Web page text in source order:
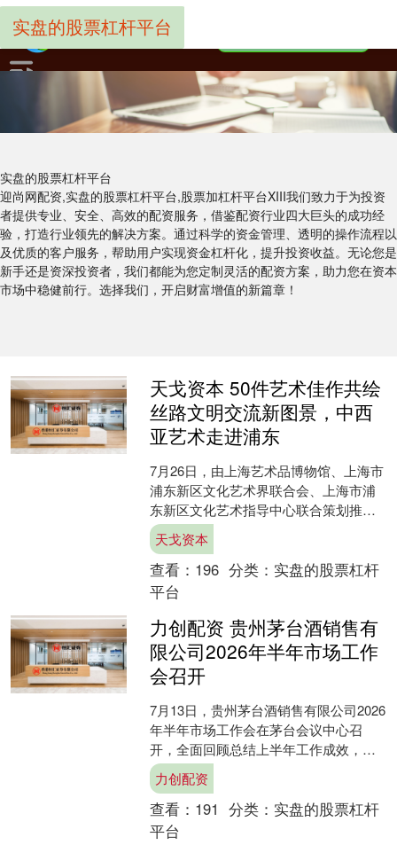
实盘的股票杠杆平台
迎尚网配资,实盘的股票杠杆平台,股票加杠杆平台XIII‌我们致力于为投资
者提供专业、安全、高效的配资服务，借鉴配资行业四大巨头的成功经
验，打造行业领先的解决方案。通过科学的资金管理、透明的操作流程以
及优质的客户服务，帮助用户实现资金杠杆化，提升投资收益。无论您是
新手还是资深投资者，我们都能为您定制灵活的配资方案，助力您在资本
市场中稳健前行。选择我们，开启财富增值的新篇章！
实盘的股票杠杆平台
天戈资本 50件艺术佳作共绘
丝路文明交流新图景，中西
亚艺术走进浦东
7月26日，由上海艺术品博物馆、上海市
浦东新区文化艺术界联合会、上海市浦
东新区文化艺术指导中心联合策划推出
的“西邻艺影——中西亚艺术联展浦东巡
展”在浦东新区文化....
天戈资本
查看： 196 分类： 实盘的股票杠杆
平台
力创配资 贵州茅台酒销售有
限公司2026年半年市场工作
会召开
7月13日，贵州茅台酒销售有限公司2026
年半年市场工作会在茅台会议中心召
开，全面回顾总结上半年工作成效，系
统安排部署下半年工作，进一步统一思
想、凝聚合力，不断....
力创配资
查看： 191 分类： 实盘的股票杠杆
平台